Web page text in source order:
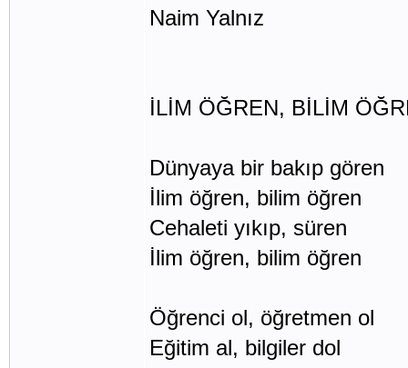
Naim Yalnız
İLİM ÖĞREN, BİLİM
Dünyaya bir bakıp gören
İlim öğren, bilim öğren
Cehaleti yıkıp, süren
İlim öğren, bilim öğren
Öğrenci ol, öğretmen ol
Eğitim al, bilgiler dol